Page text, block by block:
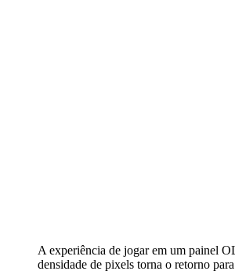
A experiência de jogar em um painel
densidade de pixels torna o retorno